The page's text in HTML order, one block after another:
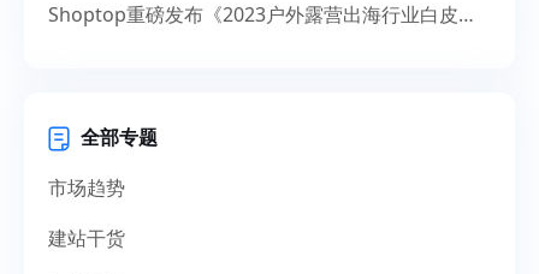
Shoptop重磅发布《2023户外露营出海行业白皮书》！聚焦150亿美元市场，探寻增长新机遇
全部专题
市场趋势
建站干货